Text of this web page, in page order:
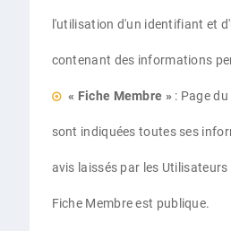
l'utilisation d'un identifiant et
contenant des informations
« Fiche Membre »: Page du
sont indiquées toutes ses
avis laissés par les
Fiche Membre est publique.